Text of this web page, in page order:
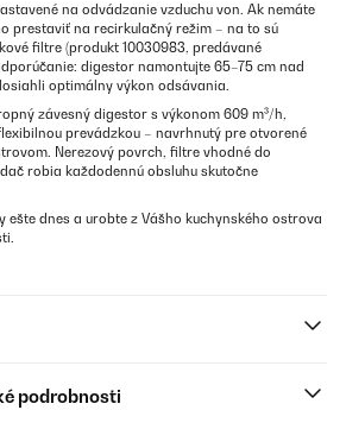
na odvádzanie vzduchu von. Ak nemáte
prestaviť na recirkulačný režim – na to sú
filtre (produkt 10030983, predávané
digestor namontujte 65–75 cm nad
optimálny výkon odsávania.
závesný digestor s výkonom 609 m³/h,
prevádzkou – navrhnutý pre otvorené
Nerezový povrch, filtre vhodné do
robia každodennú obsluhu skutočne
ešte dnes a urobte z Vášho kuchynského ostrova
podrobnosti